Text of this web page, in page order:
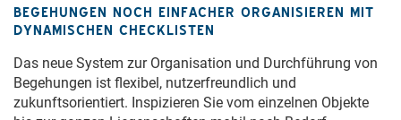
BEGEHUNGEN NOCH EINFACHER ORGANISIEREN MIT
DYNAMISCHEN CHECKLISTEN
Das neue System zur Organisation und Durchführung von
Begehungen ist flexibel, nutzerfreundlich und
zukunftsorientiert. Inspizieren Sie vom einzelnen Objekte